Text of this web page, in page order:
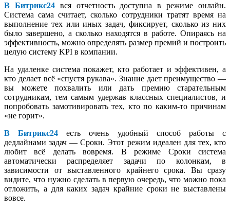
В Битрикс24вся отчетность доступна в режиме онлайн.
Система сама считает, сколько сотрудники тратят время на
выполнение тех или иных задач, фиксирует, сколько из них
было завершено, а сколько находятся в работе. Опираясь на
эффективность, можно определять размер премий и построить
целую систему KPI в компании.
На удаленке система покажет, кто работает и эффективен, а
кто делает всё «спустя рукава». Знание дает преимущество —
вы можете похвалить или дать премию старательным
сотрудникам, тем самым удержав классных специалистов, и
попробовать замотивировать тех, кто по каким-то причинам
«не горит».
В Битрикс24есть очень удобный способ работы с
дедлайнами задач — Сроки. Этот режим идеален для тех, кто
любит всё делать вовремя. В режиме Сроки система
автоматически распределяет задачи по колонкам, в
зависимости от выставленного крайнего срока. Вы сразу
видите, что нужно сделать в первую очередь, что можно пока
отложить, а для каких задач крайние сроки не выставлены
вовсе.